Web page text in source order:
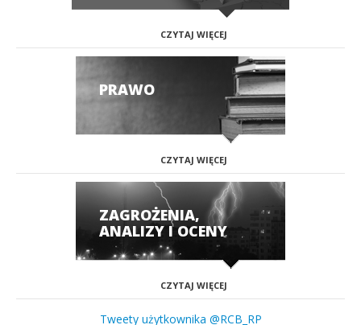
CZYTAJ WIĘCEJ
PRAWO
CZYTAJ WIĘCEJ
ZAGROŻENIA,
ANALIZY I OCENY
CZYTAJ WIĘCEJ
Tweety użytkownika @RCB_RP